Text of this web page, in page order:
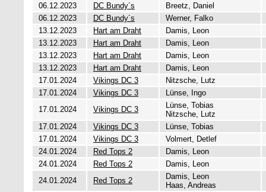
06.12.2023
DC Bundy´s
Breetz, Daniel
06.12.2023
DC Bundy´s
Werner, Falko
13.12.2023
Hart am Draht
Damis, Leon
13.12.2023
Hart am Draht
Damis, Leon
13.12.2023
Hart am Draht
Damis, Leon
13.12.2023
Hart am Draht
Damis, Leon
17.01.2024
Vikings DC 3
Nitzsche, Lutz
17.01.2024
Vikings DC 3
Lünse, Ingo
17.01.2024
Vikings DC 3
Lünse, Tobias
Nitzsche, Lutz
17.01.2024
Vikings DC 3
Lünse, Tobias
17.01.2024
Vikings DC 3
Volmert, Detlef
24.01.2024
Red Tops 2
Damis, Leon
24.01.2024
Red Tops 2
Damis, Leon
24.01.2024
Red Tops 2
Damis, Leon
Haas, Andreas